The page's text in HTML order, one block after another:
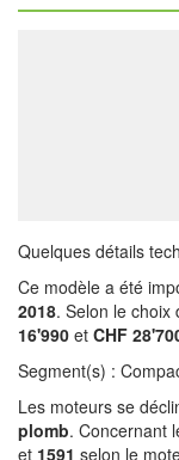
Quelques détails
Ce modèle a été
2018. Selon le choix
16'990 et CHF
Segment(s) :
Les moteurs se
plomb. Concernant
et 1591 selon le